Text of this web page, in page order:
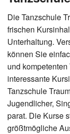
Die Tanzschule
frischen
Unterhaltung.
können Sie
und
interessante
Tanzschule
Jugendlicher,
parat. Die Kurse
größtmögliche